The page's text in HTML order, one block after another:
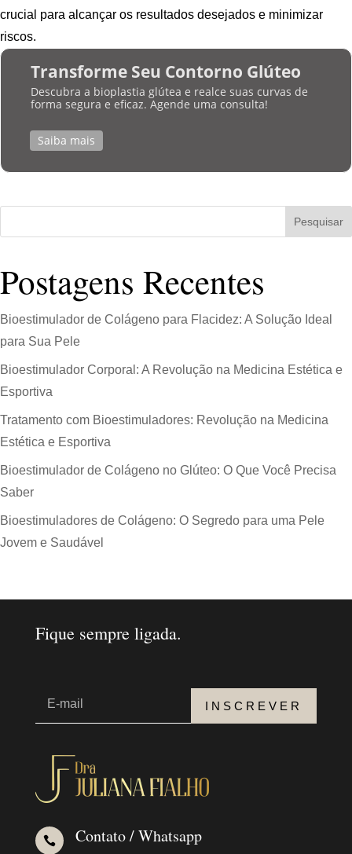
crucial para alcançar os resultados desejados e minimizar
riscos.
Transforme Seu Contorno Glúteo
Descubra a bioplastia glútea e realce suas curvas de
forma segura e eficaz. Agende uma consulta!
Saiba mais
Pesquisar
Postagens Recentes
Bioestimulador de Colágeno para Flacidez: A Solução Ideal
para Sua Pele
Bioestimulador Corporal: A Revolução na Medicina Estética e
Esportiva
Tratamento com Bioestimuladores: Revolução na Medicina
Estética e Esportiva
Bioestimulador de Colágeno no Glúteo: O Que Você Precisa
Saber
Bioestimuladores de Colágeno: O Segredo para uma Pele
Jovem e Saudável
Fique sempre ligada.
INSCREVER
 Contato / Whatsapp